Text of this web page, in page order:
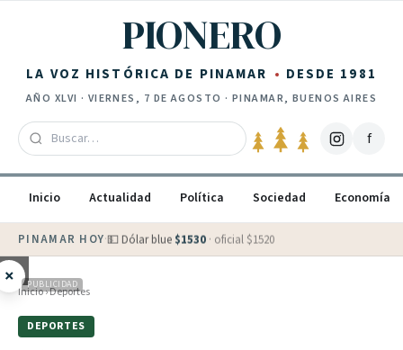
PIONERO
LA VOZ HISTÓRICA DE PINAMAR DESDE 1981
AÑO XLVI · VIERNES, 7 DE AGOSTO · PINAMAR, BUENOS AIRES
f
Inicio Actualidad Política Sociedad Economía
PINAMAR HOY·💵 Dólar blue $1530 · oficial $1520
× PUBLICIDAD
Inicio›Deportes
DEPORTES